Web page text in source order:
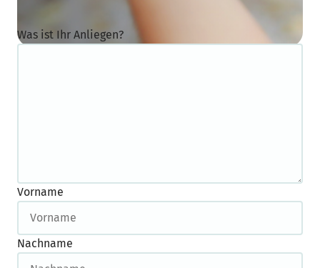
Nachricht senden
Was ist Ihr Anliegen?
Vorname
Nachname